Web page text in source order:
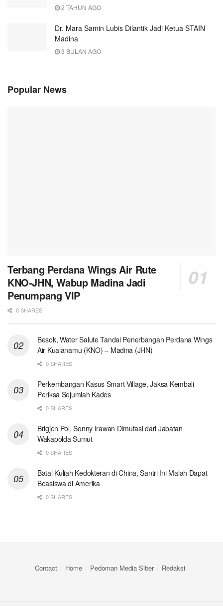
2 TAHUN AGO
Dr. Mara Samin Lubis Dilantik Jadi Ketua STAIN
Madina
3 BULAN AGO
Popular News
Terbang Perdana Wings Air Rute
KNO-JHN, Wabup Madina Jadi
Penumpang VIP
0 SHARES
Besok, Water Salute Tandai Penerbangan Perdana Wings
Air Kualanamu (KNO) – Madina (JHN)
0 SHARES
Perkembangan Kasus Smart Village, Jaksa Kembali
Periksa Sejumlah Kades
0 SHARES
Brigjen Pol. Sonny Irawan Dimutasi dari Jabatan
Wakapolda Sumut
0 SHARES
Batal Kuliah Kedokteran di China, Santri Ini Malah Dapat
Beasiswa di Amerika
0 SHARES
Contact Home Pedoman Media Siber Redaksi